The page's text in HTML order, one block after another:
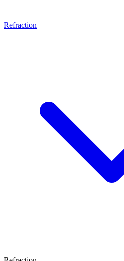
Refraction